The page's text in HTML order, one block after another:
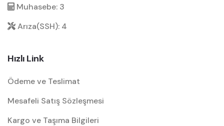
sayesinde odanın diğer köşelerine de
ihtiyacınızı yenilemek isterseniz
Mobilyamevimekoleksiyonundaki her bir parça,
yaşam kalitenizi artırmak ve sabahları düzenli bir
Muhasebe: 3
Arıza(SSH): 4
Hızlı Link
Ödeme ve Teslimat
Mesafeli Satış Sözleşmesi
Kargo ve Taşıma Bilgileri